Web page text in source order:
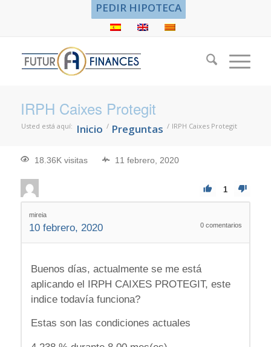
PEDIR HIPOTECA
IRPH Caixes Protegit
Usted está aquí: Inicio / Preguntas / IRPH Caixes Protegit
18.36K visitas 11 febrero, 2020
1
mireia
10 febrero, 2020 0 comentarios
Buenos días, actualmente se me está
aplicando el IRPH CAIXES PROTEGIT, este
indice todavía funciona?
Estas son las condiciones actuales